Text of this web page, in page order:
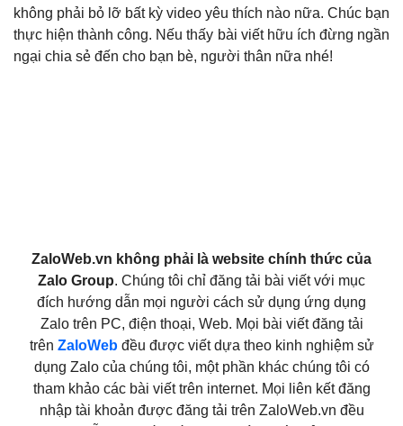
không phải bỏ lỡ bất kỳ video yêu thích nào nữa. Chúc bạn
thực hiện thành công. Nếu thấy bài viết hữu ích đừng ngần
ngại chia sẻ đến cho bạn bè, người thân nữa nhé!
ZaloWeb.vn không phải là website chính thức của
Zalo Group. Chúng tôi chỉ đăng tải bài viết với mục
đích hướng dẫn mọi người cách sử dụng ứng dụng
Zalo trên PC, điện thoại, Web. Mọi bài viết đăng tải
trên ZaloWebđều được viết dựa theo kinh nghiệm sử
dụng Zalo của chúng tôi, một phần khác chúng tôi có
tham khảo các bài viết trên internet. Mọi liên kết đăng
nhập tài khoản được đăng tải trên ZaloWeb.vn đều